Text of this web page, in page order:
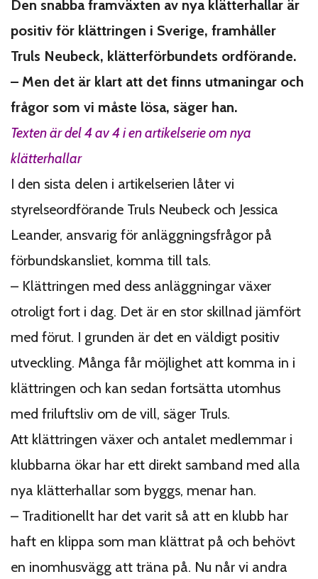
Den snabba framväxten av nya klätterhallar är
positiv för klättringen i Sverige, framhåller
Truls Neubeck, klätterförbundets ordförande.
– Men det är klart att det finns utmaningar och
frågor som vi måste lösa, säger han.
Texten är del 4 av 4 i en artikelserie om nya
klätterhallar
I den sista delen i artikelserien låter vi
styrelseordförande Truls Neubeck och Jessica
Leander, ansvarig för anläggningsfrågor på
förbundskansliet, komma till tals.
– Klättringen med dess anläggningar växer
otroligt fort i dag. Det är en stor skillnad jämfört
med förut. I grunden är det en väldigt positiv
utveckling. Många får möjlighet att komma in i
klättringen och kan sedan fortsätta utomhus
med friluftsliv om de vill, säger Truls.
Att klättringen växer och antalet medlemmar i
klubbarna ökar har ett direkt samband med alla
nya klätterhallar som byggs, menar han.
– Traditionellt har det varit så att en klubb har
haft en klippa som man klättrat på och behövt
en inomhusvägg att träna på. Nu når vi andra